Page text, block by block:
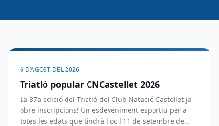
6 D’AGOST DEL 2026
Triatló popular CNCastellet 2026
La 37a edició del Triatló del Club Natació Castellet ja
obre inscripcions! Un esdeveniment esportiu per a
totes les edats que tindrà lloc l'11 de setembre de